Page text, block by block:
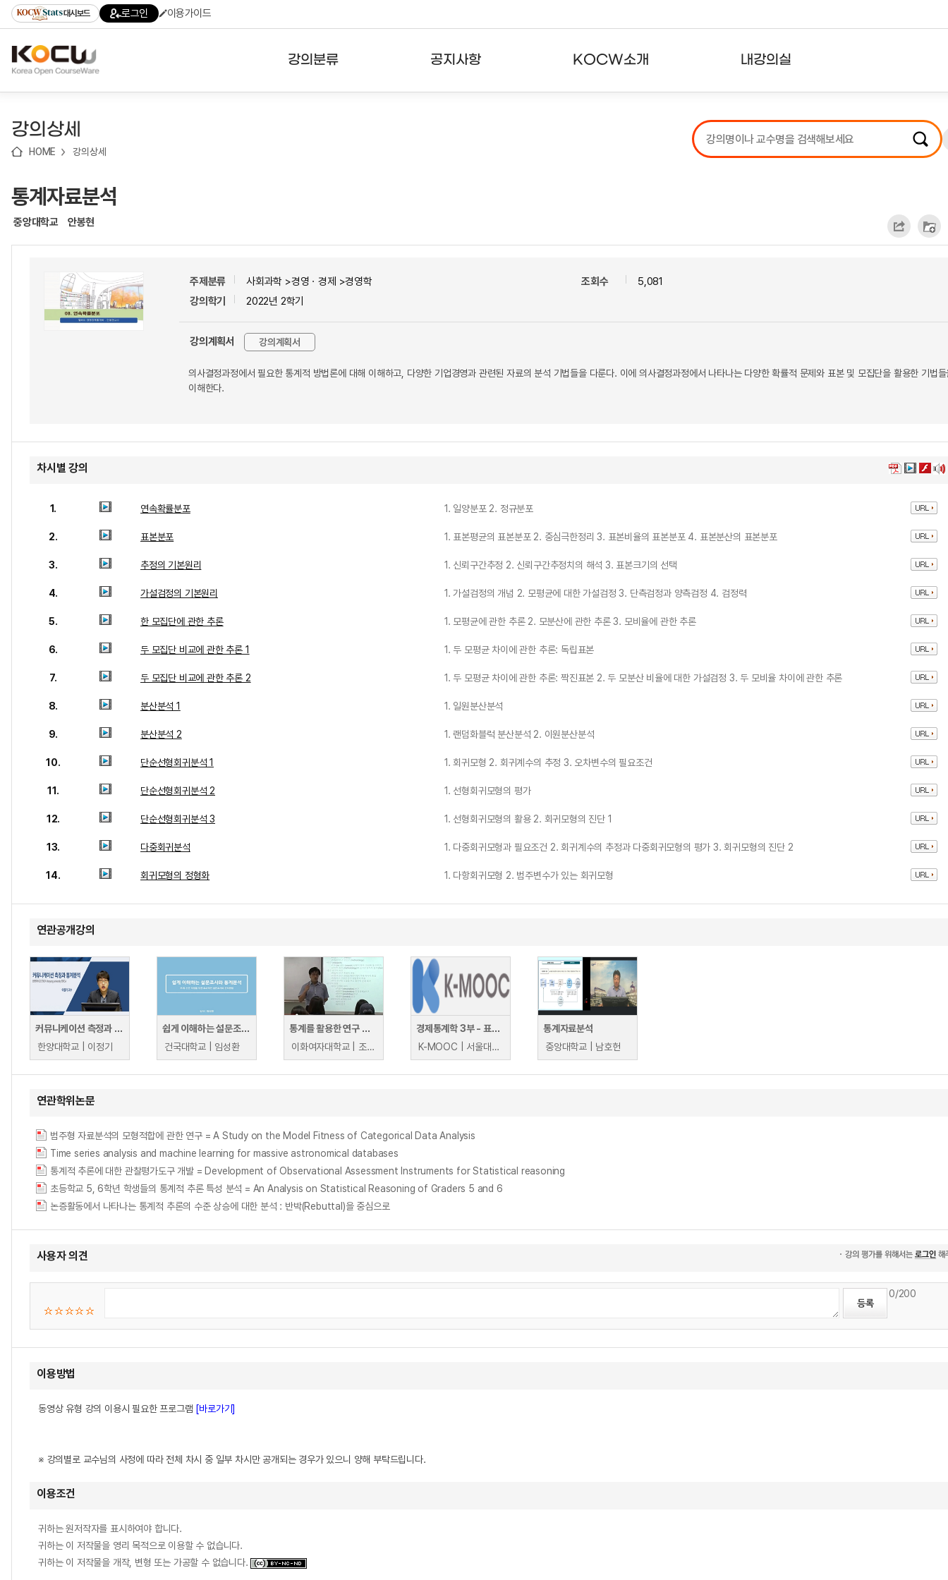
기
기
기
content)
가
대시보드 로그인 이용가이드
강의분류 공지사항 KOCW소개 내강의실
강의리스트
수강확인증강의
강의상세
HOME 강의상세
통계자료분석
중앙대학교 안봉현
주제분류
사회과학 >경영ㆍ경제 >경영학
강의학기
2022년 2학기
조회수 5,081
강의계획서 강의계획서
의사결정과정에서 필요한 통계적 방법론에 대해 이해하고, 다양한 기업경영과 관련된 자료의 분석 기법들을 다룬다. 이에 의사결정과정에서 나타나는 다양한 확률적 문제와 표본 및 모집단을 활용한 기법들
이해한다.
차시별 강의
1. 연속확률분포 1. 일양분포 2. 정규분포
2. 표본분포 1. 표본평균의 표본분포 2. 중심극한정리 3. 표본비율의 표본분포 4. 표본분산의 표본분포
3. 추정의 기본원리 1. 신뢰구간추정 2. 신뢰구간추정치의 해석 3. 표본크기의 선택
4. 가설검정의 기본원리 1. 가설검정의 개념 2. 모평균에 대한 가설검정 3. 단측검정과 양측검정 4. 검정력
5. 한 모집단에 관한 추론 1. 모평균에 관한 추론 2. 모분산에 관한 추론 3. 모비율에 관한 추론
6. 두 모집단 비교에 관한 추론 1 1. 두 모평균 차이에 관한 추론: 독립표본
7. 두 모집단 비교에 관한 추론 2 1. 두 모평균 차이에 관한 추론: 짝진표본 2. 두 모분산 비율에 대한 가설검정 3. 두 모비율 차이에 관한 추론
8. 분산분석 1 1. 일원분산분석
9. 분산분석 2 1. 랜덤화블럭 분산분석 2. 이원분산분석
10. 단순선형회귀분석 1 1. 회귀모형 2. 회귀계수의 추정 3. 오차변수의 필요조건
11. 단순선형회귀분석 2 1. 선형회귀모형의 평가
12. 단순선형회귀분석 3 1. 선형회귀모형의 활용 2. 회귀모형의 진단 1
13. 다중회귀분석 1. 다중회귀모형과 필요조건 2. 회귀계수의 추정과 다중회귀모형의 평가 3. 회귀모형의 진단 2
14. 회귀모형의 정형화 1. 다항회귀모형 2. 범주변수가 있는 회귀모형
연관공개강의
커뮤니케이션 측정과 통계분석
한양대학교 | 이정기
쉽게 이해하는 설문조사와 통계분석
건국대학교 | 임성환
통계를 활용한 연구 방법: 추론의 논리
이화여자대학교 | 조일현
경제통계학 3부 - 표본조사와 통계적 추론
K-MOOC | 서울대학교 류근관
통계자료분석
중앙대학교 | 남호헌
연관학위논문
범주형 자료분석의 모형적합에 관한 연구 = A Study on the Model Fitness of Categorical Data Analysis
Time series analysis and machine learning for massive astronomical databases
통계적 추론에 대한 관찰평가도구 개발 = Development of Observational Assessment Instruments for Statistical reasoning
초등학교 5, 6학년 학생들의 통계적 추론 특성 분석 = An Analysis on Statistical Reasoning of Graders 5 and 6
논증활동에서 나타나는 통계적 추론의 수준 상승에 대한 분석 : 반박(Rebuttal)을 중심으로
사용자 의견
0/200
이용방법
동영상 유형 강의 이용시 필요한 프로그램 [바로가기]
※ 강의별로 교수님의 사정에 따라 전체 차시 중 일부 차시만 공개되는 경우가 있으니 양해 부탁드립니다.
이용조건
귀하는 원저작자를 표시하여야 합니다.
귀하는 이 저작물을 영리 목적으로 이용할 수 없습니다.
귀하는 이 저작물을 개작, 변형 또는 가공할 수 없습니다.